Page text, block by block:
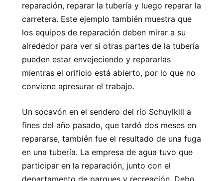
reparación, reparar la tubería y luego reparar la
carretera. Este ejemplo también muestra que
los equipos de reparación deben mirar a su
alrededor para ver si otras partes de la tubería
pueden estar envejeciendo y repararlas
mientras el orificio está abierto, por lo que no
conviene apresurar el trabajo.
Un socavón en el sendero del río Schuylkill a
fines del año pasado, que tardó dos meses en
repararse, también fue el resultado de una fuga
en una tubería. La empresa de agua tuvo que
participar en la reparación, junto con el
departamento de parques y recreación. Debo